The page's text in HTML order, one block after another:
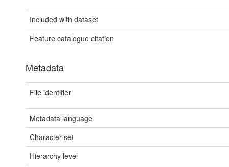
Included with dataset
Feature catalogue citation
Metadata
File identifier
Metadata language
Character set
Hierarchy level